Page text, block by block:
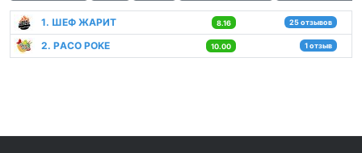
1. ШЕФ ЖАРИТ 8.16 25 отзывов
2. РACO POKE 10.00 1 отзыв